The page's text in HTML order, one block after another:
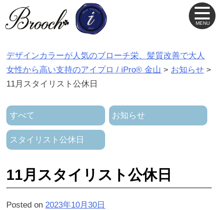
デザインカラーが人気のブローチ栄、髪質改善で大人
女性から高い支持のアイプロ / iPro® 金山 > お知らせ >
11月スタイリスト公休日
すべて お知らせ
スタイリスト公休日
11月スタイリスト公休日
Posted on 2023年10月30日